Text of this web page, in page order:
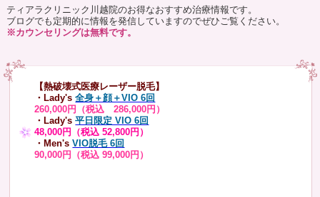
ティアラクリニック川越院のお得なおすすめ治療情報です。
ブログでも定期的に情報を発信していますのでぜひご覧ください。
※カウンセリングは無料です。
【熱破壊式医療レーザー脱毛】
・Lady's 全身＋顔＋VIO 6回
260,000円（税込 286,000円）
・Lady's平日限定 VIO 6回
48,000円（税込 52,800円）
・Men's VIO脱毛 6回
90,000円（税込 99,000円）